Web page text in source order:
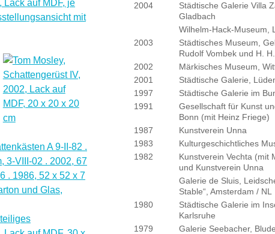
2004
Städtische Galerie Villa
Gladbach
Wilhelm-Hack-Museum,
2003
Städtisches Museum,
Rudolf Vombek und H.
2002
Märkisches Museum,
2001
Städtische Galerie,
1997
Städtische Galerie im
1991
Gesellschaft für Kunst
Bonn (mit Heinz Friege)
1987
Kunstverein Unna
1983
Kulturgeschichtliches
1982
Kunstverein Vechta (mit
und Kunstverein Unna
Galerie de Sluis,
Stable“, Amsterdam / NL
1980
Städtische Galerie im
Karlsruhe
1979
Galerie Seebacher,